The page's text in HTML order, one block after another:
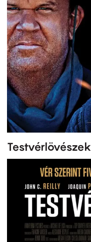
Testvérlövészek